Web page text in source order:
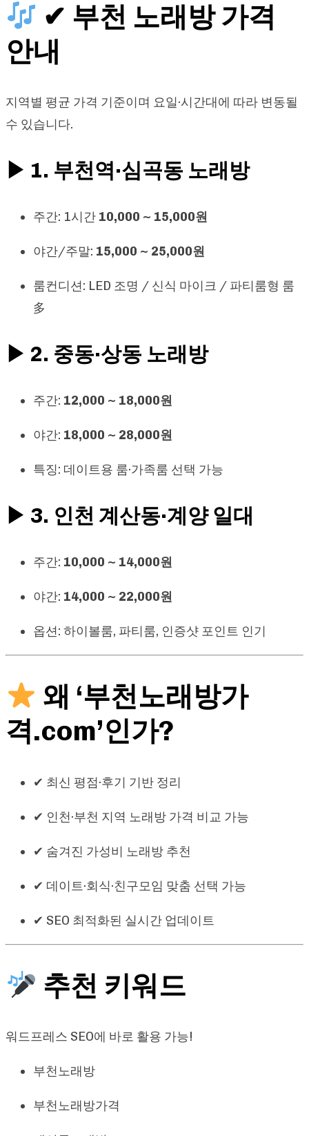
✔ 부천 노래방 가격
안내
지역별 평균 가격 기준이며 요일·시간대에 따라 변동될
수 있습니다.
▶ 1. 부천역·심곡동 노래방
주간: 1시간 10,000 ~ 15,000원
야간/주말: 15,000 ~ 25,000원
룸컨디션: LED 조명 / 신식 마이크 / 파티룸형 룸
多
▶ 2. 중동·상동 노래방
주간: 12,000 ~ 18,000원
야간: 18,000 ~ 28,000원
특징: 데이트용 룸·가족룸 선택 가능
▶ 3. 인천 계산동·계양 일대
주간: 10,000 ~ 14,000원
야간: 14,000 ~ 22,000원
옵션: 하이볼룸, 파티룸, 인증샷 포인트 인기
왜 ‘부천노래방가
격.com’인가?
✔ 최신 평점·후기 기반 정리
✔ 인천·부천 지역 노래방 가격 비교 가능
✔ 숨겨진 가성비 노래방 추천
✔ 데이트·회식·친구모임 맞춤 선택 가능
✔ SEO 최적화된 실시간 업데이트
추천 키워드
워드프레스 SEO에 바로 활용 가능!
부천노래방
부천노래방가격